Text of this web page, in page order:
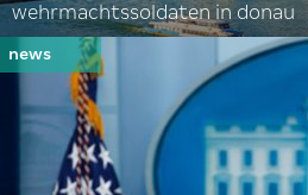
wehrmachtssoldaten in donau